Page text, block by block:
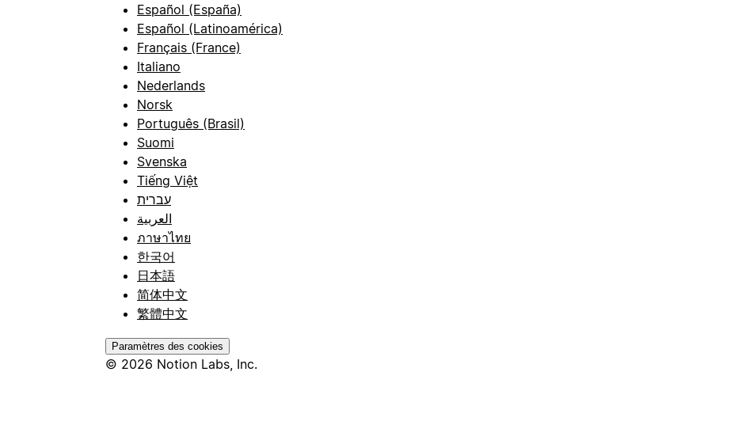
Español (España)
Español (Latinoamérica)
Français (France)
Italiano
Nederlands
Norsk
Português (Brasil)
Suomi
Svenska
Tiếng Việt
עברית
العربية
ภาษาไทย
한국어
日本語
简体中文
繁體中文
Paramètres des cookies
© 2026 Notion Labs, Inc.